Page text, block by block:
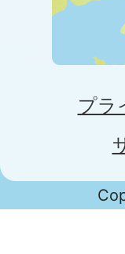
プラ